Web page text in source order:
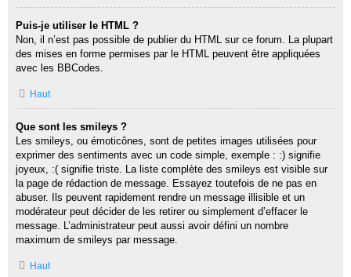
Puis-je utiliser le HTML ?
Non, il n’est pas possible de publier du HTML sur ce forum. La plupart
des mises en forme permises par le HTML peuvent être appliquées
avec les BBCodes.
Haut
Que sont les smileys ?
Les smileys, ou émoticônes, sont de petites images utilisées pour
exprimer des sentiments avec un code simple, exemple : :) signifie
joyeux, :( signifie triste. La liste complète des smileys est visible sur
la page de rédaction de message. Essayez toutefois de ne pas en
abuser. Ils peuvent rapidement rendre un message illisible et un
modérateur peut décider de les retirer ou simplement d’effacer le
message. L’administrateur peut aussi avoir défini un nombre
maximum de smileys par message.
Haut